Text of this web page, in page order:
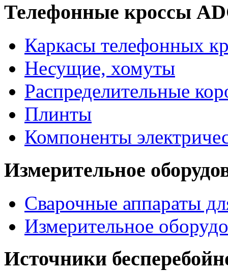
Телефонные кроссы
Каркасы телефонных
Несущие, хомуты
Распределительные
Плинты
Компоненты
Измерительное
Сварочные аппараты
Измерительное
Источники